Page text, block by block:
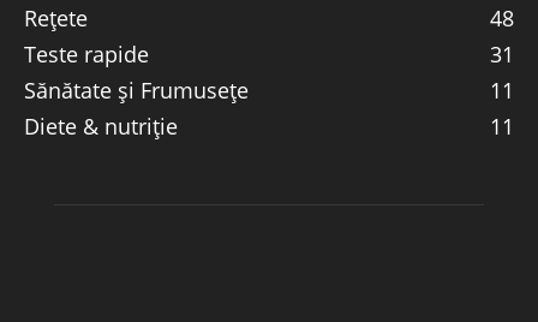
Rețete
48
Teste rapide
31
Sănătate și Frumusețe
11
Diete & nutriție
11